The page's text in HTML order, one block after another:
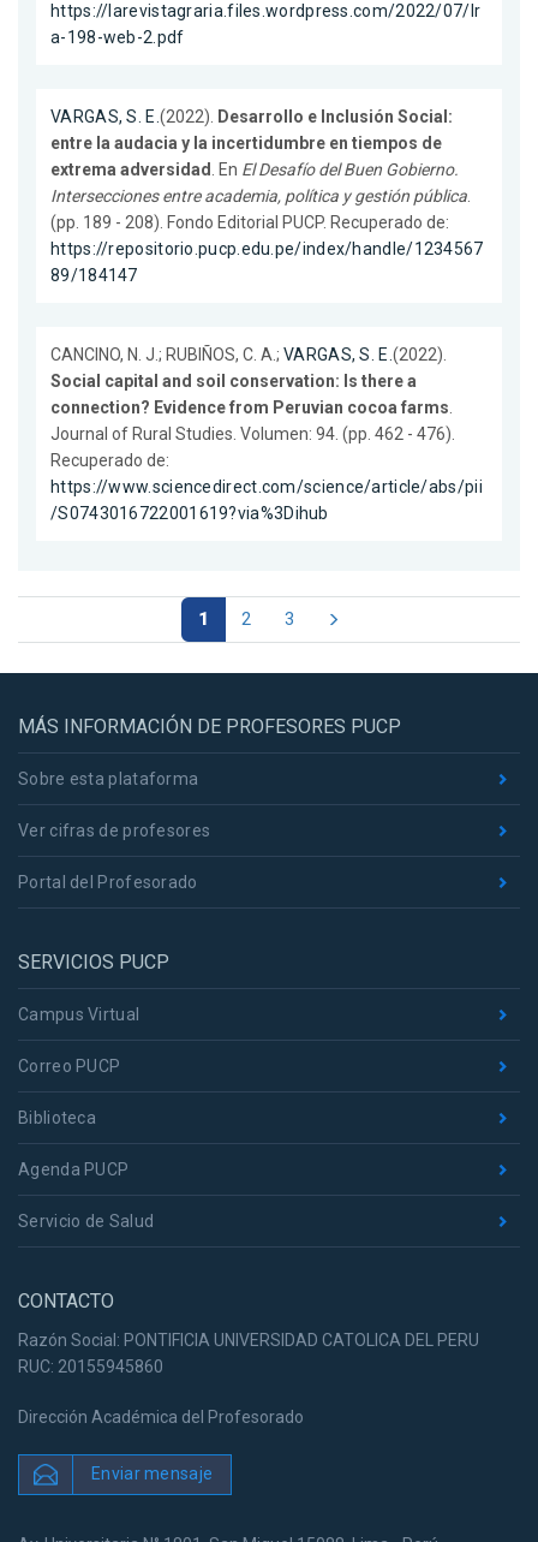
https://larevistagraria.files.wordpress.com/2022/07/lr
a-198-web-2.pdf
VARGAS, S. E.(2022). Desarrollo e Inclusión Social:
entre la audacia y la incertidumbre en tiempos de
extrema adversidad. En El Desafío del Buen Gobierno.
Intersecciones entre academia, política y gestión pública.
(pp. 189 - 208). Fondo Editorial PUCP. Recuperado de:
https://repositorio.pucp.edu.pe/index/handle/1234567
89/184147
CANCINO, N. J.; RUBIÑOS, C. A.; VARGAS, S. E.(2022).
Social capital and soil conservation: Is there a
connection? Evidence from Peruvian cocoa farms.
Journal of Rural Studies. Volumen: 94. (pp. 462 - 476).
Recuperado de:
https://www.sciencedirect.com/science/article/abs/pii
/S0743016722001619?via%3Dihub
1 2 3
MÁS INFORMACIÓN DE PROFESORES PUCP
Sobre esta plataforma
Ver cifras de profesores
Portal del Profesorado
SERVICIOS PUCP
Campus Virtual
Correo PUCP
Biblioteca
Agenda PUCP
Servicio de Salud
CONTACTO
Razón Social: PONTIFICIA UNIVERSIDAD CATOLICA DEL PERU
RUC: 20155945860
Dirección Académica del Profesorado
Enviar mensaje